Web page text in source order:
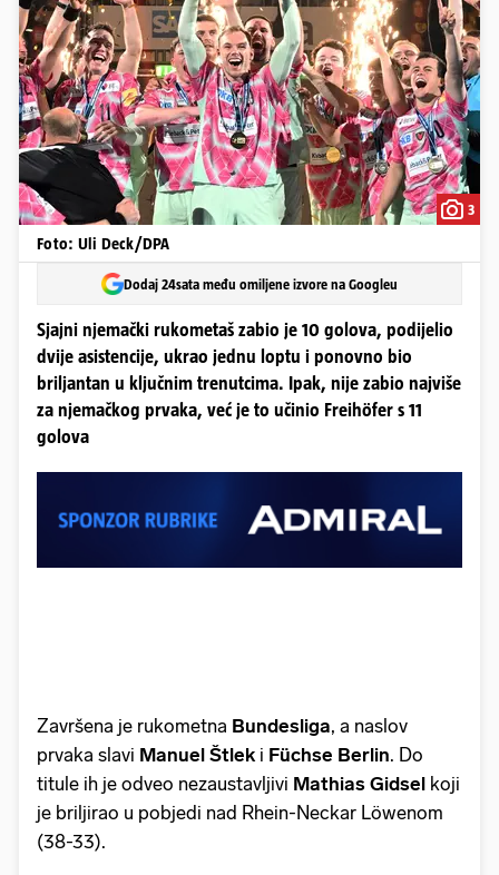
3
Foto: Uli Deck/DPA
Dodaj 24sata među omiljene izvore na Googleu
Sjajni njemački rukometaš zabio je 10 golova, podijelio
dvije asistencije, ukrao jednu loptu i ponovno bio
briljantan u ključnim trenutcima. Ipak, nije zabio najviše
za njemačkog prvaka, već je to učinio Freihöfer s 11
golova
Završena je rukometna Bundesliga, a naslov
prvaka slavi Manuel Štlek i Füchse Berlin. Do
titule ih je odveo nezaustavljivi Mathias Gidsel koji
je briljirao u pobjedi nad Rhein-Neckar Löwenom
(38-33).